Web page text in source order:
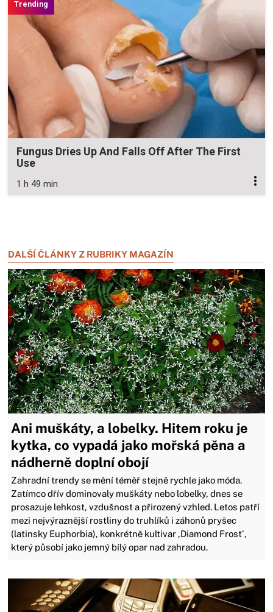
Fungus Dries Up And Falls Off After The First
Use
1 h 49 min
DALŠÍ ČLÁNKY Z RUBRIKY MAGAZÍN
Ani muškáty, a lobelky. Hitem roku je
kytka, co vypadá jako mořská pěna a
nádherně doplní obojí
Zahradní trendy se mění téměř stejně rychle jako móda.
Zatímco dřív dominovaly muškáty nebo lobelky, dnes se
prosazuje lehkost, vzdušnost a přirozený vzhled. Letos patří
mezi nejvýraznější rostliny do truhlíků i záhonů pryšec
(latinsky Euphorbia), konkrétně kultivar ‚Diamond Frost‘,
který působí jako jemný bílý opar nad zahradou.